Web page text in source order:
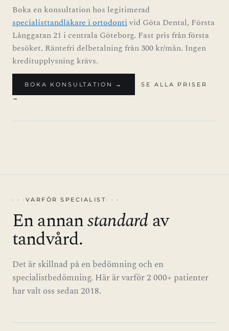
Boka en konsultation hos legitimerad
specialisttandläkare i ortodontivid Göta Dental, Första
Långgatan 21 i centrala Göteborg. Fast pris från första
besöket. Räntefri delbetalning från 300 kr/mån. Ingen
kreditupplysning krävs.
BOKA KONSULTATION →
SE ALLA PRISER
→
VARFÖR SPECIALIST
En annanstandardav
tandvård.
Det är skillnad på en bedömning och en
specialistbedömning. Här är varför 2 000+ patienter
har valt oss sedan 2018.